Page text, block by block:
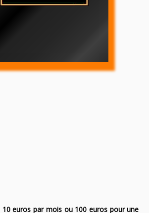
10 euros par mois ou 100 euros pour une